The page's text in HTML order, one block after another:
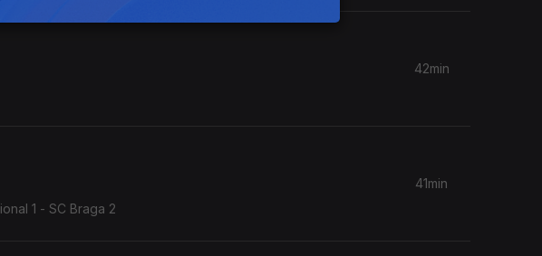
42min
1 - SC Braga 2
41min